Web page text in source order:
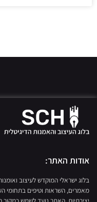
אודות האתר:
בלוג ישראלי המוקדש לעיצוב
מאמרים, השראות וטיפים בתחומי